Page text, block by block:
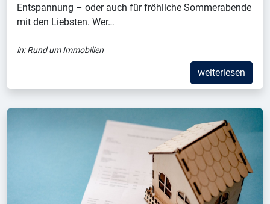
Entspannung – oder auch für fröhliche Sommerabende
mit den Liebsten. Wer…
in:Rund um Immobilien
weiterlesen